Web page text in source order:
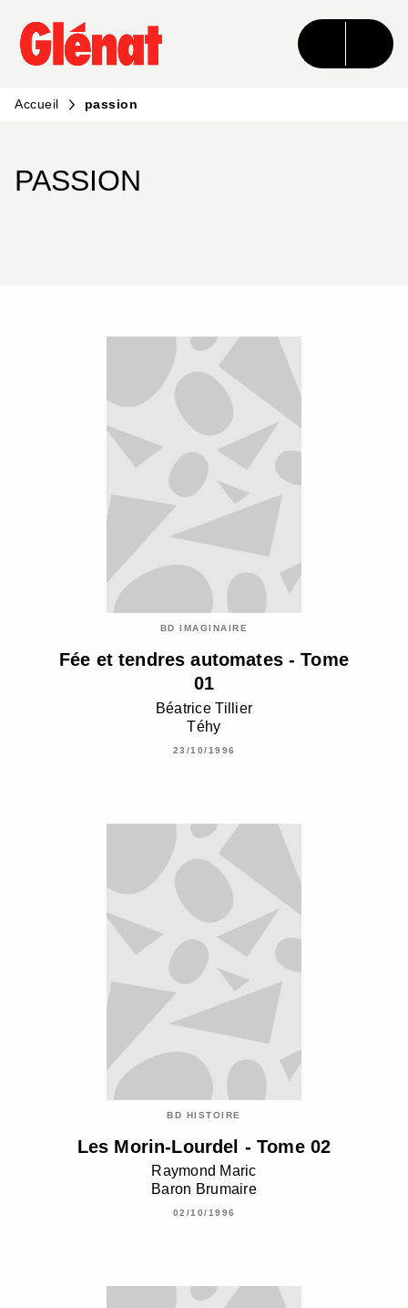
MENU RECHERCHE CONTENU
PIED DE PAGE
Accueil passion
PASSION
BD IMAGINAIRE
Fée et tendres automates - Tome
01
Béatrice Tillier
Téhy
23/10/1996
BD HISTOIRE
Les Morin-Lourdel - Tome 02
Raymond Maric
Baron Brumaire
02/10/1996